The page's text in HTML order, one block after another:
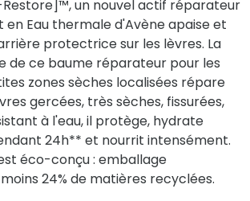
un nouvel actif réparateur
Eau thermale d'Avène apaise et
protectrice sur les lèvres. La
de ce baume réparateur pour les
zones sèches localisées répare
gercées, très sèches, fissurées,
à l'eau, il protège, hydrate
24h** et nourrit intensément.
éco-conçu : emballage
24% de matières recyclées.